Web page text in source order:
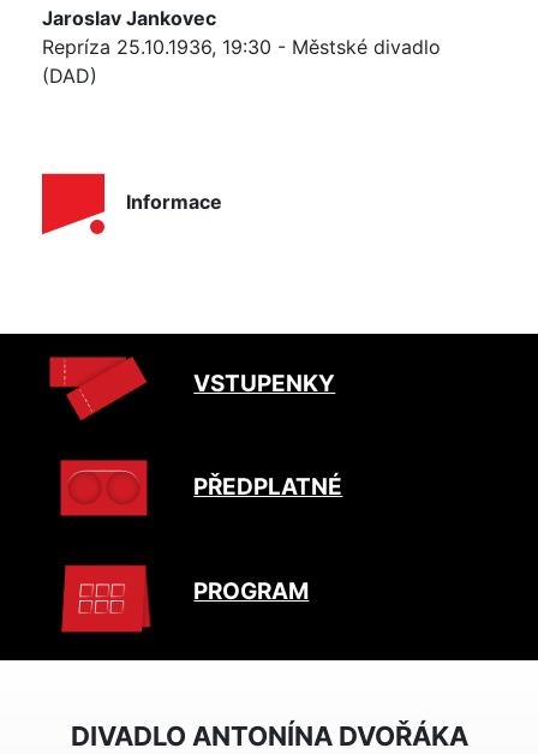
Jaroslav Jankovec
Repríza 25.10.1936, 19:30 - Městské divadlo
(DAD)
Informace
VSTUPENKY
PŘEDPLATNÉ
PROGRAM
DIVADLO ANTONÍNA DVOŘÁKA